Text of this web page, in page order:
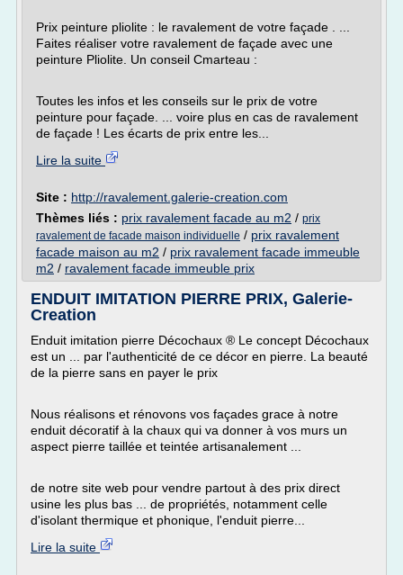
Prix peinture pliolite : le ravalement de votre façade . ...
Faites réaliser votre ravalement de façade avec une
peinture Pliolite. Un conseil Cmarteau :
Toutes les infos et les conseils sur le prix de votre
peinture pour façade. ... voire plus en cas de ravalement
de façade ! Les écarts de prix entre les...
Lire la suite
Site : http://ravalement.galerie-creation.com
Thèmes liés : prix ravalement facade au m2 / prix
ravalement de facade maison individuelle / prix ravalement
facade maison au m2 / prix ravalement facade immeuble
m2 / ravalement facade immeuble prix
ENDUIT IMITATION PIERRE PRIX, Galerie-
Creation
Enduit imitation pierre Décochaux ® Le concept Décochaux
est un ... par l'authenticité de ce décor en pierre. La beauté
de la pierre sans en payer le prix
Nous réalisons et rénovons vos façades grace à notre
enduit décoratif à la chaux qui va donner à vos murs un
aspect pierre taillée et teintée artisanalement ...
de notre site web pour vendre partout à des prix direct
usine les plus bas ... de propriétés, notamment celle
d'isolant thermique et phonique, l'enduit pierre...
Lire la suite